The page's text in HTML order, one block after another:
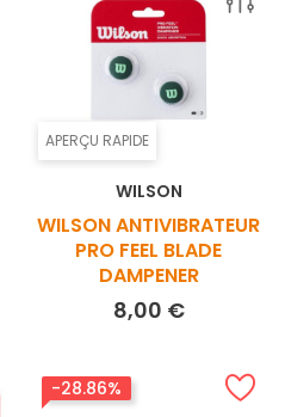
APERÇU RAPIDE
WILSON
WILSON ANTIVIBRATEUR
PRO FEEL BLADE
DAMPENER
8,00 €Prix
-28.86%